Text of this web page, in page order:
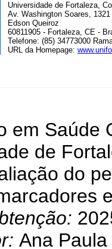
Universidade de Fortaleza,
Av. Washington Soares, 1321
Edson Queiroz
60811905 - Fortaleza, CE -
Telefone: (85) 34773000
URL da Homepage:
em Saúde
de
do
Ana